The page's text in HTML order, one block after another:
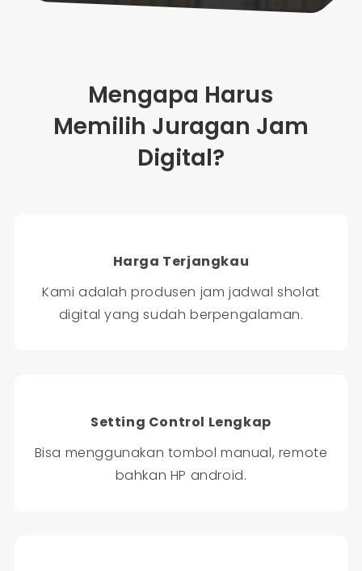
Mengapa Harus
Memilih Juragan Jam
Digital?
Harga Terjangkau
Kami adalah produsen jam jadwal sholat
digital yang sudah berpengalaman.
Setting Control Lengkap
Bisa menggunakan tombol manual, remote
bahkan HP android.